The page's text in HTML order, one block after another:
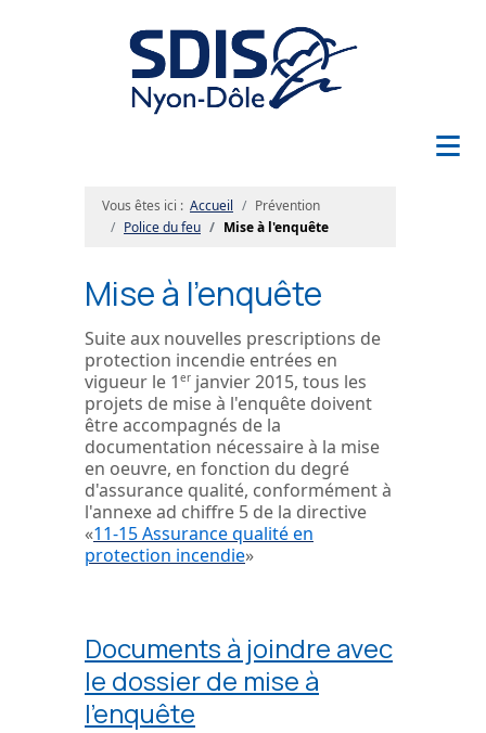
≡
Vous êtes ici : Accueil
Prévention
Police du feu
Mise à l'enquête
Mise à l'enquête
Suite aux nouvelles prescriptions de
protection incendie entrées en
vigueur le 1 er janvier 2015, tous les
projets de mise à l'enquête doivent
être accompagnés de la
documentation nécessaire à la mise
en oeuvre, en fonction du degré
d'assurance qualité, conformément à
l'annexe ad chiffre 5 de la directive
«11-15 Assurance qualité en
protection incendie»
Documents à joindre avec
le dossier de mise à
l'enquête